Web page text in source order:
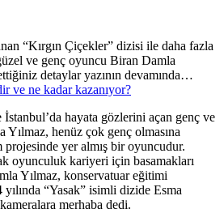
“Kırgın Çiçekler” dizisi ile daha fazla
ve genç oyuncu Biran Damla
detaylar yazının devamında…
ve ne kadar kazanıyor?
hayata gözlerini açan genç ve
henüz çok genç olmasına
yer almış bir oyuncudur.
oyunculuk kariyeri için basamakları
Yılmaz, konservatuar eğitimi
“Yasak” isimli dizide Esma
merhaba dedi.